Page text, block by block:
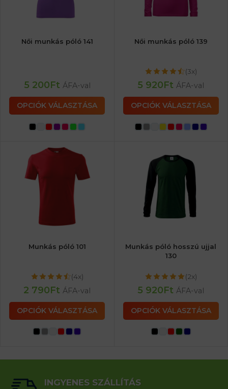
Női munkás póló 141
5 200Ft ÁFA-val
OPCIÓK VÁLASZTÁSA
Női munkás póló 139
(3x)
5 920Ft ÁFA-val
OPCIÓK VÁLASZTÁSA
Munkás póló 101
(4x)
2 790Ft ÁFA-val
OPCIÓK VÁLASZTÁSA
Munkás póló hosszú ujjal
130
(2x)
5 920Ft ÁFA-val
OPCIÓK VÁLASZTÁSA
INGYENES SZÁLLÍTÁS